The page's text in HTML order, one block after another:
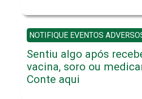
NOTIFIQUE EVENTOS
Sentiu algo após
vacina, soro ou
Conte aqui